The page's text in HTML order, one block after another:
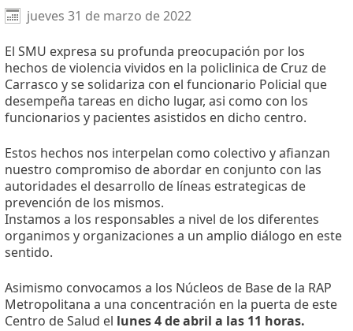
Facebook
X WhatsApp
jueves 31 de marzo de 2022
El SMU expresa su profunda preocupación por los
hechos de violencia vividos en la policlinica de Cruz de
Carrasco y se solidariza con el funcionario Policial que
desempeña tareas en dicho lugar, asi como con los
funcionarios y pacientes asistidos en dicho centro.
Estos hechos nos interpelan como colectivo y afianzan
nuestro compromiso de abordar en conjunto con las
autoridades el desarrollo de líneas estrategicas de
prevención de los mismos.
Instamos a los responsables a nivel de los diferentes
organimos y organizaciones a un amplio diálogo en este
sentido.
Asimismo convocamos a los Núcleos de Base de la RAP
Metropolitana a una concentración en la puerta de este
Centro de Salud el lunes 4 de abril a las 11 horas.